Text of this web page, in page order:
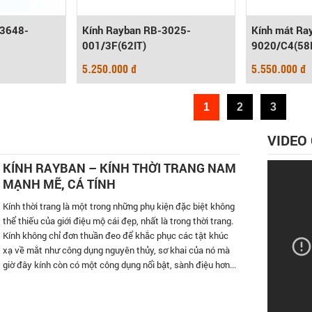
Kính Rayban RB-3025-
001/3F(62IT)
5.250.000 đ
Kính mát
9020/
5.550.000 đ
1 2 3
KÍNH RAYBAN – KÍNH THỜI TRANG NAM
MẠNH MẼ, CÁ TÍNH
Kính thời trang là một trong những phụ kiện đặc biệt không
thể thiếu của giới điệu mộ cái đẹp, nhất là trong thời trang.
Kính không chỉ đơn thuần đeo để khắc phục các tật khúc
xạ về mắt như công dụng nguyên thủy, sơ khai của nó mà
giờ đây kính còn có một công dụng nổi bật, sành điệu hơn...